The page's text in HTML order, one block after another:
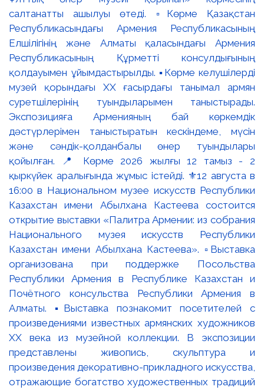
салтанатты ашылуы өтеді. ▫️Көрме Қазақстан
Республикасындағы Армения Республикасының
Елшілігінің және Алматы қаласындағы Армения
Республикасының Құрметті консулдығының
қолдауымен ұйымдастырылды. ▪️Көрме келушілерді
музей қорындағы ХХ ғасырдағы танымал армян
суретшілерінің туындыларымен таныстырады.
Экспозицияға Арменияның бай көркемдік
дәстүрлерімен таныстыратын кескіндеме, мүсін
және сәндік-қолданбалы өнер туындылары
қойылған. 📍 Көрме 2026 жылғы 12 тамыз - 2
қыркүйек аралығында жұмыс істейді. ⚜️12 августа в
16:00 в Национальном музее искусств Республики
Казахстан имени Абылхана Кастеева состоится
открытие выставки «Палитра Армении: из собрания
Национального музея искусств Республики
Казахстан имени Абылхана Кастеева». ▫️Выставка
организована при поддержке Посольства
Республики Армения в Республике Казахстан и
Почётного консульства Республики Армения в
Алматы. ▪️Выставка познакомит посетителей с
произведениями известных армянских художников
XX века из музейной коллекции. В экспозиции
представлены живопись, скульптура и
произведения декоративно-прикладного искусства,
отражающие богатство художественных традиций